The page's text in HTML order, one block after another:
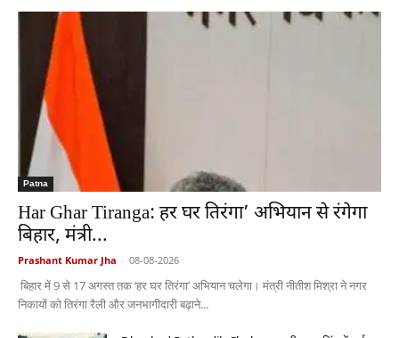
Patna
Har Ghar Tiranga: हर घर तिरंगा’ अभियान से रंगेगा
बिहार, मंत्री...
Prashant Kumar Jha - 08-08-2026
बिहार में 9 से 17 अगस्त तक ‘हर घर तिरंगा’ अभियान चलेगा। मंत्री नीतीश मिश्रा ने नगर
निकायों को तिरंगा रैली और जनभागीदारी बढ़ाने...